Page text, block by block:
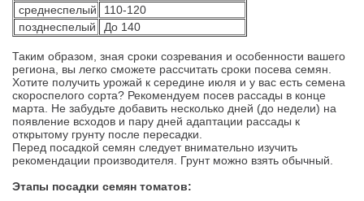
среднеспелый
110-120
позднеспелый
До 140
Таким образом, зная сроки созревания и особенности вашего
региона, вы легко сможете рассчитать сроки посева семян.
Хотите получить урожай к середине июля и у вас есть семена
скороспелого сорта? Рекомендуем посев рассады в конце
марта. Не забудьте добавить несколько дней (до недели) на
появление всходов и пару дней адаптации рассады к
открытому грунту после пересадки.
Перед посадкой семян следует внимательно изучить
рекомендации производителя. Грунт можно взять обычный.
Этапы посадки семян томатов: